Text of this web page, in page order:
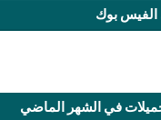
الفيس بوك
في الشهر الماضي